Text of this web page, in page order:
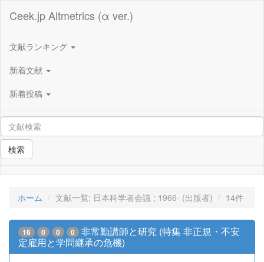
Ceek.jp Altmetrics (α ver.)
文献ランキング
新着文献
新着投稿
検索
ホーム 文献一覧: 日本科学者会議 ; 1966- (出版者) 14件
16 0 0 0
非常勤講師と研究 (特集 非正規・不安
定雇用と学問継承の危機)